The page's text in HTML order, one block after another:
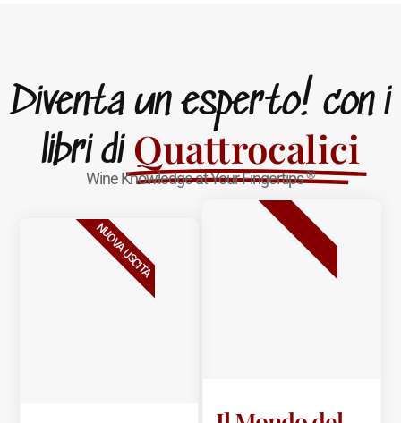
Diventa un esperto! con i
libri di Quattrocalici
Wine Knowledge at Your Fingertips®
NUOVA USCITA BESTSELLER